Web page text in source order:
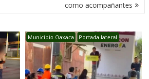
como acompañantes
Municipio Oaxaca Portada lateral